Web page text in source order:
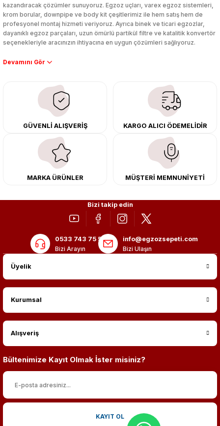
kazandıracak çözümler sunuyoruz. Egzoz uçları, varex egzoz sistemleri,
krom borular, downpipe ve body kit çeşitlerimiz ile hem satış hem de
profesyonel montaj hizmeti veriyoruz. Ayrıca binek ve ticari egzozlar,
dayanıklı egzoz parçaları, uzun ömürlü partikül filtre ve katalitik konvertör
seçenekleriyle aracınızın ihtiyacına en uygun çözümleri sağlıyoruz.
Performans artışı isteyen sürücüler için özel performans egzozları ve
çıkma orijinal ürünler ile yenileyebilir, body kit uygulamalarıyla aracınızın
tasarımını ve aerodinamisini üst seviyeye taşıyabilirsiniz.
Tüm ürünlerimiz orijinal, dayanıklı ve uzun ömürlüdür. İstanbul’daki montaj
merkezimizde profesyonel montaj yapıyor, Türkiye’nin her yerine güvenli
kargo ile teslimat gerçekleştiriyoruz. Aracınıza değer katmak için doğru
adres: Egzoz Sepeti.
GÜVENLİ ALIŞVERİŞ KARGO ALICI ÖDEMELİDİR
MARKA ÜRÜNLER MÜŞTERİ MEMNUNİYETİ
Bizi takip edin
0533 743 75 56
Bizi Arayın
info@egzozsepeti.com
Bizi Ulaşın
Üyelik
Kurumsal
Alışveriş
Bültenimize Kayıt Olmak İster misiniz?
KAYIT OL